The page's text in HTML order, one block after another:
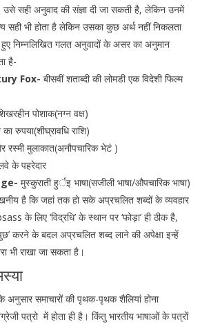
उसे सही अनुवाद की संज्ञा दी जा सकती है, लेकिन उनमें
सही भी होता है लेकिन उसका कुछ अर्थ नहीं निकलता
हुए निम्नलिखित गलत अनुवादों के असर का अनुमान
है-
Fox- बीसवीं शताब्दी की लोमडी एक विदेशी फिल्म
पोशाक(नग्न वक्ष)
का रुपया(शीघ्रावधि राशि)
रस्मी मुलाकात(अनौपचारिक भेटं )
के पहरेदार
मुस्कुराती हुर्इ भाषा(सजीली भाषा/औपचारिक भाषा)
है कि जहां तक हो सके अप्रचलित शब्दों के व्यवहार
के लिए ‘विद्रधि’ के स्थान पर ‘फोड़ा’ ही ठीक है,
करने के बदल अप्रचलित शब्द लाने की अपेक्षा इन्हें
भी राखा जा सकता है।
अनुसार समाचारों की पृथक-पृथक शैलियां होना
पत्रो में होता ही है। किंतु भारतीय भाषाओं के पत्रों